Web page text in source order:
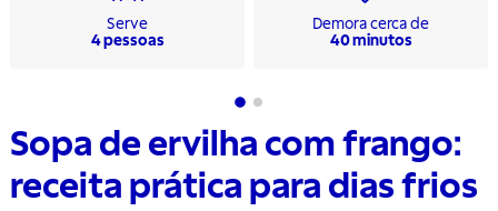
Serve
4 pessoas
Demora cerca de
40 minutos
Sopa de ervilha com frango:
receita prática para dias frios